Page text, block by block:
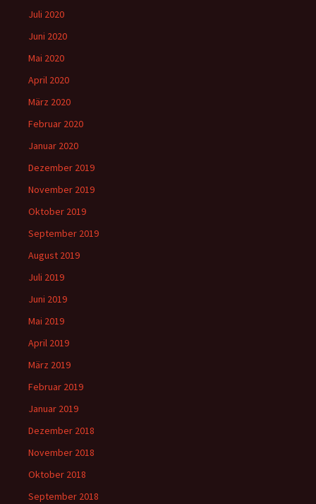
Juli 2020
Juni 2020
Mai 2020
April 2020
März 2020
Februar 2020
Januar 2020
Dezember 2019
November 2019
Oktober 2019
September 2019
August 2019
Juli 2019
Juni 2019
Mai 2019
April 2019
März 2019
Februar 2019
Januar 2019
Dezember 2018
November 2018
Oktober 2018
September 2018